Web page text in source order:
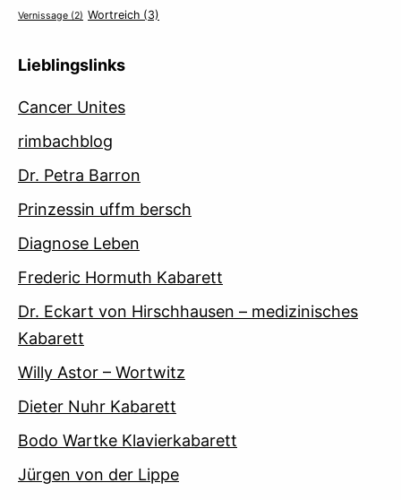
Vernissage (2) Wortreich (3)
Lieblingslinks
Cancer Unites
rimbachblog
Dr. Petra Barron
Prinzessin uffm bersch
Diagnose Leben
Frederic Hormuth Kabarett
Dr. Eckart von Hirschhausen – medizinisches
Kabarett
Willy Astor – Wortwitz
Dieter Nuhr Kabarett
Bodo Wartke Klavierkabarett
Jürgen von der Lippe